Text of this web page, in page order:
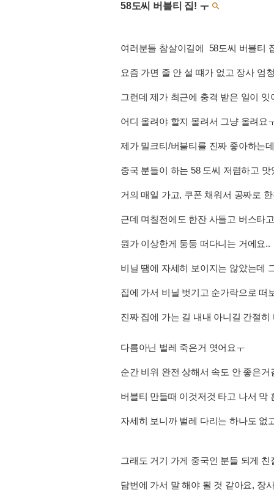
58도씨 버블티 집! ㅜ 
여러분들 참살이길에 58도씨 버블티
요즘 가면 줄 안 설 떄가 없고 장사 엄
그런데 제가 최근에 충격 받은 일이
어디 올려야 할지 몰려서 그냥 올려요
제가 밀크티/버블티를 진짜 좋아하는데
중국 분들이 하는 58 도씨 저렴하고
거의 매일 가고, 쿠폰 채워서 공짜로
근데 며칠전에도 한잔 사들고 버스타
뭔가 이상한게 둥둥 떠다니는 거에요..
비닐 땜에 자세히 보이지는 않았는데
집에 가서 비닐 벗기고 순가락으로 떠
진짜 집에 가는 길 내내 아니길 간절히
다름아닌 벌레 죽은거 엿어요ㅜ
순간 비위 완전 상해서 속도 안 좋은거
버블티 만들때 이것저것 타고 나서 막
자세히 보니까 벌레 다리는 하나도 없
그래도 거기 가게 중국인 분들 되게
담번에 가서 말 해야 될 것 같아요, 장